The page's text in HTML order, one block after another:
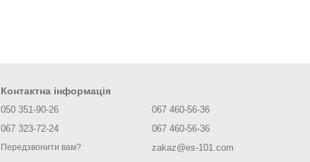
Контактна інформація
050 351-90-26
067 323-72-24
Передзвонити вам?
067 460-56-36
067 460-56-36
zakaz@es-101.com